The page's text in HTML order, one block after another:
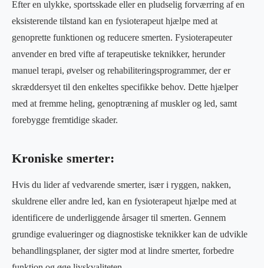
Efter en ulykke, sportsskade eller en pludselig forværring af en
eksisterende tilstand kan en fysioterapeut hjælpe med at
genoprette funktionen og reducere smerten. Fysioterapeuter
anvender en bred vifte af terapeutiske teknikker, herunder
manuel terapi, øvelser og rehabiliteringsprogrammer, der er
skræddersyet til den enkeltes specifikke behov. Dette hjælper
med at fremme heling, genoptræning af muskler og led, samt
forebygge fremtidige skader.
Kroniske smerter:
Hvis du lider af vedvarende smerter, især i ryggen, nakken,
skuldrene eller andre led, kan en fysioterapeut hjælpe med at
identificere de underliggende årsager til smerten. Gennem
grundige evalueringer og diagnostiske teknikker kan de udvikle
behandlingsplaner, der sigter mod at lindre smerter, forbedre